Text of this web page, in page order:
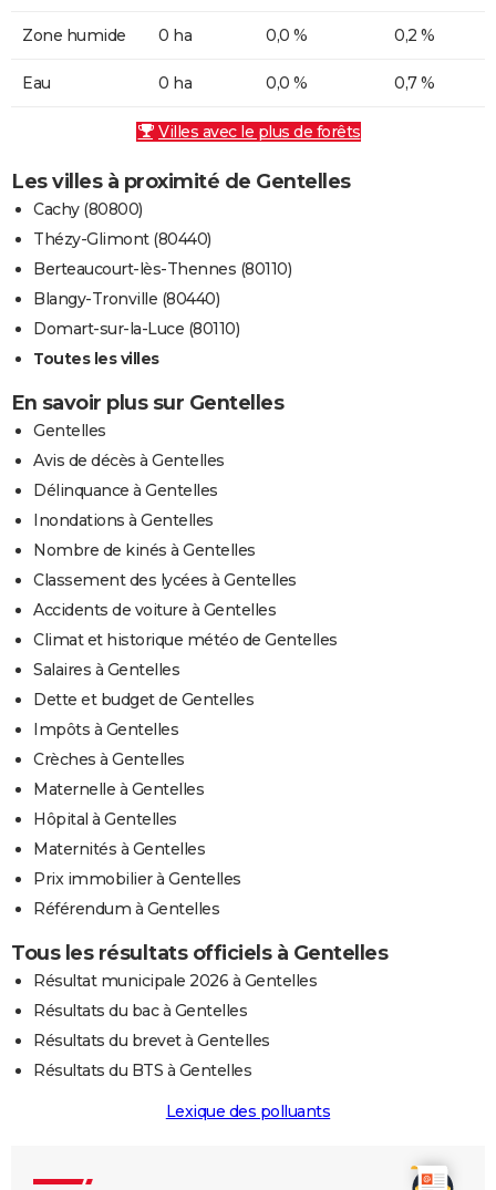
Zone humide 0 ha 0,0 % 0,2 %
Eau 0 ha 0,0 % 0,7 %
Villes avec le plus de forêts
Les villes à proximité de Gentelles
Cachy (80800)
Thézy-Glimont (80440)
Berteaucourt-lès-Thennes (80110)
Blangy-Tronville (80440)
Domart-sur-la-Luce (80110)
Toutes les villes
En savoir plus sur Gentelles
Gentelles
Avis de décès à Gentelles
Délinquance à Gentelles
Inondations à Gentelles
Nombre de kinés à Gentelles
Classement des lycées à Gentelles
Accidents de voiture à Gentelles
Climat et historique météo de Gentelles
Salaires à Gentelles
Dette et budget de Gentelles
Impôts à Gentelles
Crèches à Gentelles
Maternelle à Gentelles
Hôpital à Gentelles
Maternités à Gentelles
Prix immobilier à Gentelles
Référendum à Gentelles
Tous les résultats officiels à Gentelles
Résultat municipale 2026 à Gentelles
Résultats du bac à Gentelles
Résultats du brevet à Gentelles
Résultats du BTS à Gentelles
Lexique des polluants